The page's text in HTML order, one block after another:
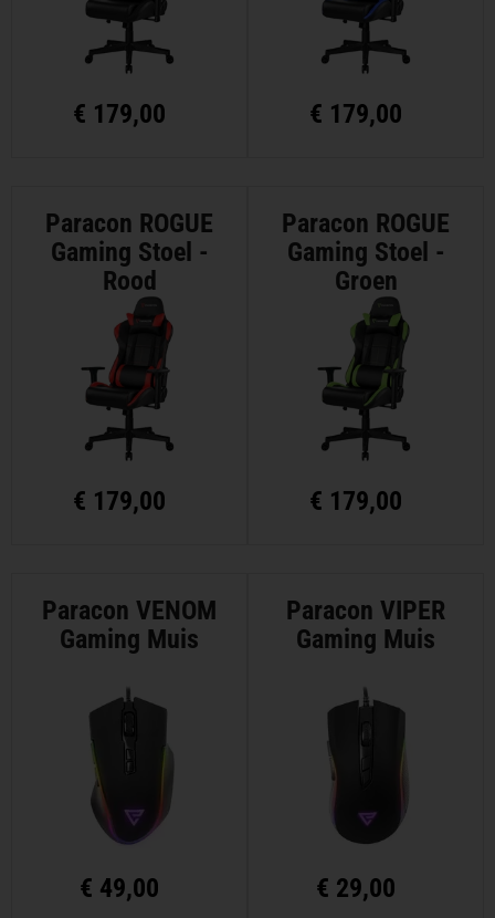
€ 179,00 € 179,00
Paracon ROGUE
Gaming Stoel -
Rood
€ 179,00
Paracon ROGUE
Gaming Stoel -
Groen
€ 179,00
Paracon VENOM
Gaming Muis
€ 49,00
Paracon VIPER
Gaming Muis
€ 29,00